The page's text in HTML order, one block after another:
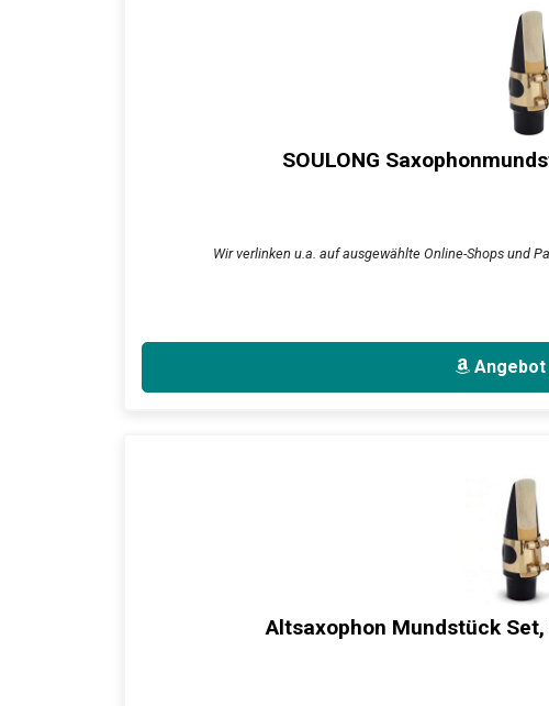
SOULONG
Wir verlinken u.a. auf ausgewählte Online-Shops und
Angebot
Altsaxophon Mundstück